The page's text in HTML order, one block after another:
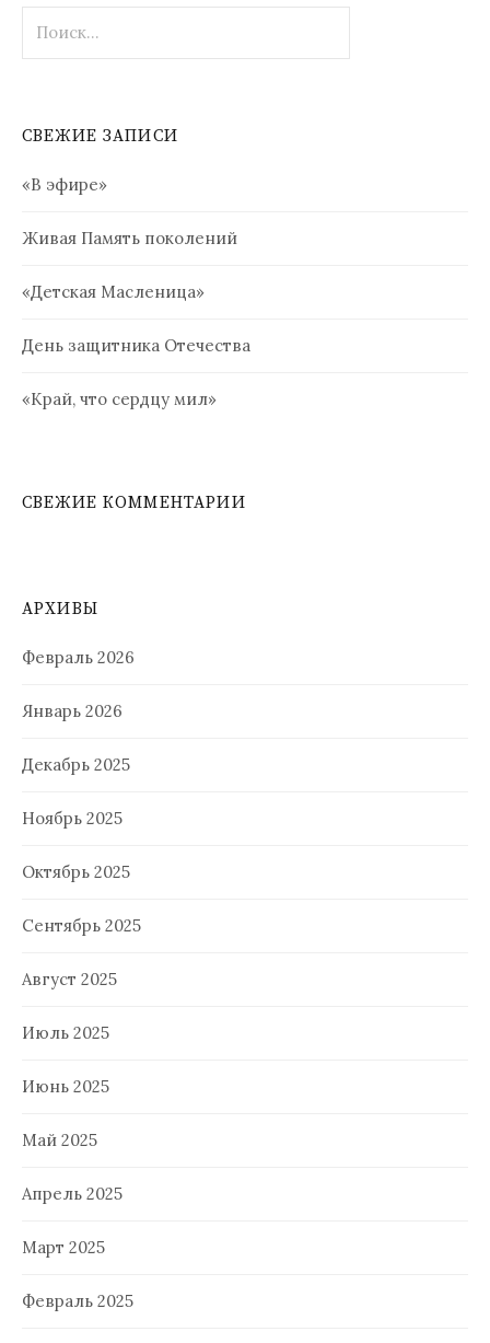
СВЕЖИЕ ЗАПИСИ
«В эфире»
Живая Память поколений
«Детская Масленица»
День защитника Отечества
«Край, что сердцу мил»
СВЕЖИЕ КОММЕНТАРИИ
АРХИВЫ
Февраль 2026
Январь 2026
Декабрь 2025
Ноябрь 2025
Октябрь 2025
Сентябрь 2025
Август 2025
Июль 2025
Июнь 2025
Май 2025
Апрель 2025
Март 2025
Февраль 2025